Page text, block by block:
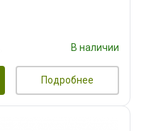
В наличии
Подробнее